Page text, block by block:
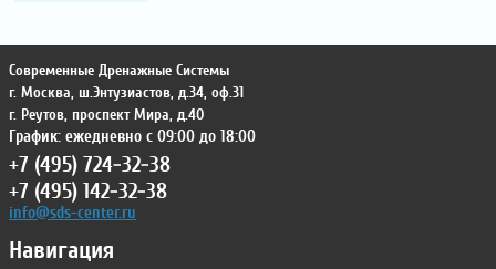
Навигация
Современные Дренажные Системы
г. Москва, ш.Энтузиастов, д.34, оф.31
г. Реутов, проспект Мира, д.40
График: ежедневно с 09:00 до 18:00
+7 (495) 724-32-38
+7 (495) 142-32-38
info@sds-center.ru